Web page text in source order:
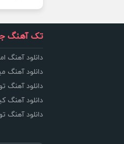
تک آهنگ
دانلود آهنگ
دانلود
دانلود
دانلود آهنگ
دانلود آهنگ